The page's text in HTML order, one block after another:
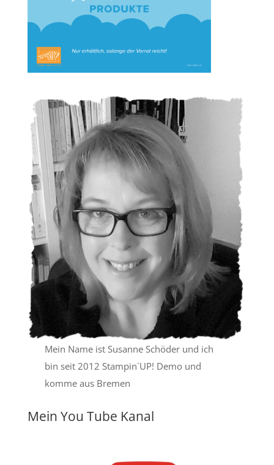
Mein Name ist Susanne Schöder und ich
bin seit 2012 Stampin´UP! Demo und
komme aus Bremen
Mein You Tube Kanal